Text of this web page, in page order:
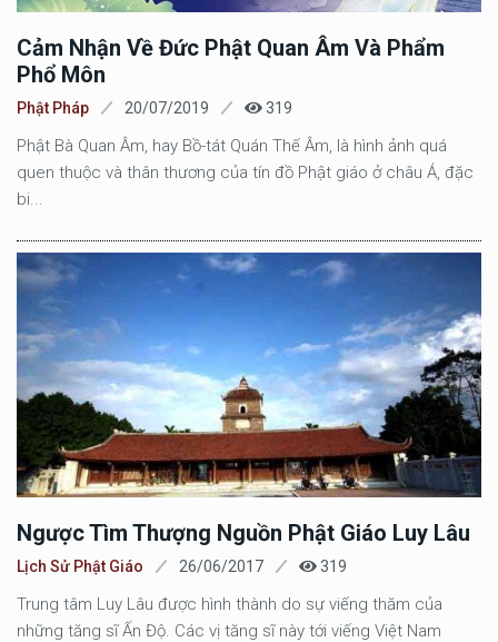
Cảm Nhận Về Đức Phật Quan Âm Và Phẩm
Phổ Môn
Phật Pháp 20/07/2019 319
Phật Bà Quan Âm, hay Bồ-tát Quán Thế Âm, là hình ảnh quá
quen thuộc và thân thương của tín đồ Phật giáo ở châu Á, đặc
bi...
Ngược Tìm Thượng Nguồn Phật Giáo Luy Lâu
Lịch Sử Phật Giáo 26/06/2017 319
Trung tâm Luy Lâu được hình thành do sự viếng thăm của
những tăng sĩ Ấn Độ. Các vị tăng sĩ này tới viếng Việt Nam